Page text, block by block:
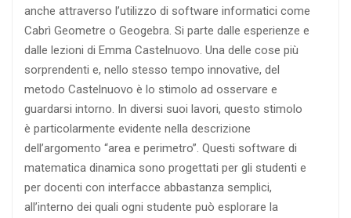
anche attraverso l’utilizzo di software informatici come
Cabrì Geometre o Geogebra. Si parte dalle esperienze e
dalle lezioni di Emma Castelnuovo. Una delle cose più
sorprendenti e, nello stesso tempo innovative, del
metodo Castelnuovo è lo stimolo ad osservare e
guardarsi intorno. In diversi suoi lavori, questo stimolo
è particolarmente evidente nella descrizione
dell’argomento “area e perimetro”. Questi software di
matematica dinamica sono progettati per gli studenti e
per docenti con interfacce abbastanza semplici,
all’interno dei quali ogni studente può esplorare la